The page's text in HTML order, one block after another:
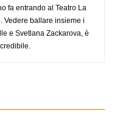
fa entrando al Teatro La
Vedere ballare insieme i
e Svetlana Zackarova, è